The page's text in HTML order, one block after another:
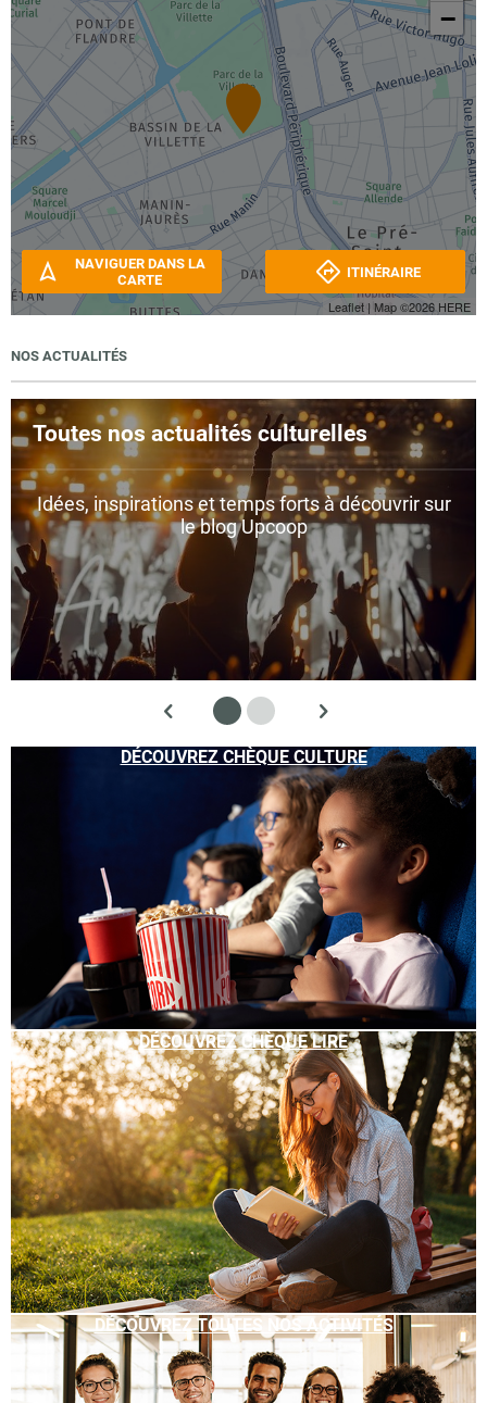
−
Leaflet | Map ©2026 HERE
NAVIGUER DANS LA
CARTE
ITINÉRAIRE
NOS ACTUALITÉS
Toutes nos actualités culturelles
Idées, inspirations et temps forts à découvrir sur
le blog Upcoop
DÉCOUVREZ CHÈQUE CULTURE
DÉCOUVREZ CHÈQUE LIRE
DÉCOUVREZ TOUTES NOS ACTIVITÉS